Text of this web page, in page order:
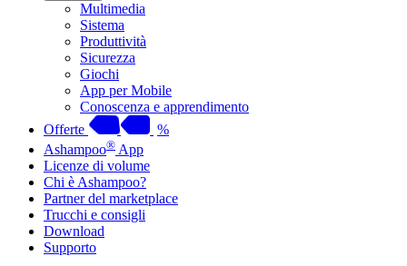
Multimedia
Sistema
Produttività
Sicurezza
Giochi
App per Mobile
Conoscenza e apprendimento
Offerte
%
Ashampoo® App
Licenze di volume
Chi è Ashampoo?
Partner del marketplace
Trucchi e consigli
Download
Supporto